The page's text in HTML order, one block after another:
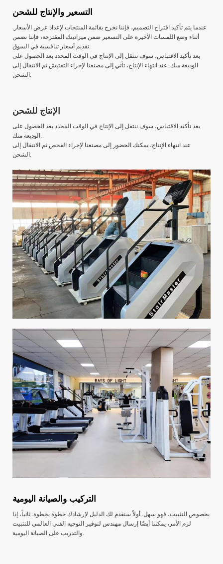
التسعير والإنتاج للشحن
عندما يتم تأكيد اقتراح التصميم، فإننا نخرج بقائمة المنتجات لإعداد عرض الأسعار.
أثناء وضع اللمسات الأخيرة على التسعير ضمن ميزانيتك المقترحة، فإننا نضمن
تقديم أسعار تنافسية في السوق.
بعد تأكيد الاقتباس، سوف ننتقل إلى الإنتاج في الوقت المحدد بعد الحصول على
الوديعة منك. عند انتهاء الإنتاج، تأتي إلى مصنعنا لإجراء التفتيش ثم الانتقال إلى
الشحن.
الإنتاج للشحن
بعد تأكيد الاقتباس، سوف ننتقل إلى الإنتاج في الوقت المحدد بعد الحصول على
الوديعة منك.
عند انتهاء الإنتاج، يمكنك الحضور إلى مصنعنا لإجراء الفحص ثم الانتقال إلى
الشحن.
التركيب والصيانة اليومية
بخصوص التثبيت، فهو سهل. أولاً سنقدم لك الدليل لإرشادك خطوة بخطوة. ثانياً، إذا
لزم الأمر، يمكننا أيضًا إرسال مهندس لتوفير التوجيه الفني العالمي للتثبيت
والتدريب على الصيانة اليومية.